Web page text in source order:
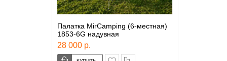
Палатка MirCamping (6-местная)
1853-6G надувная
28 000 р.
в закладки